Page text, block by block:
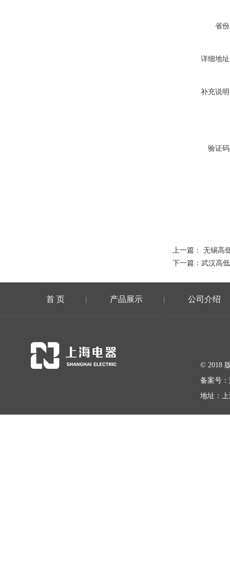
省
详细地
补充说
验证
上一篇： 无锡高
下一篇： 武汉高
首 页 | 产品展示 | 公司介绍
© 2018
备案号：
地址：